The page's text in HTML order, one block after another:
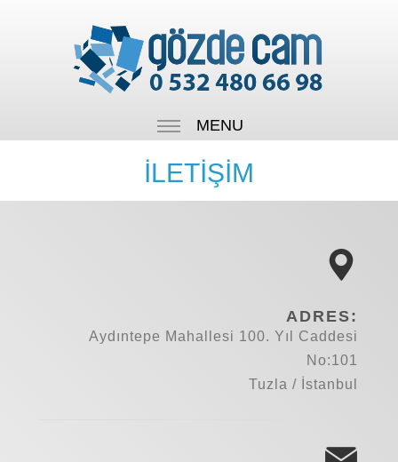
MENU
İLETİŞİM
ADRES:
Aydıntepe Mahallesi 100. Yıl Caddesi
No:101
Tuzla / İstanbul